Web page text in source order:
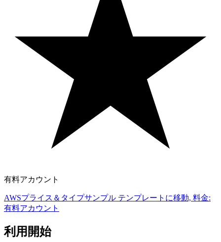
有料アカウント
AWSプライス＆タイプサンプル テンプレートに移動, 料金:
有料アカウント
利用開始